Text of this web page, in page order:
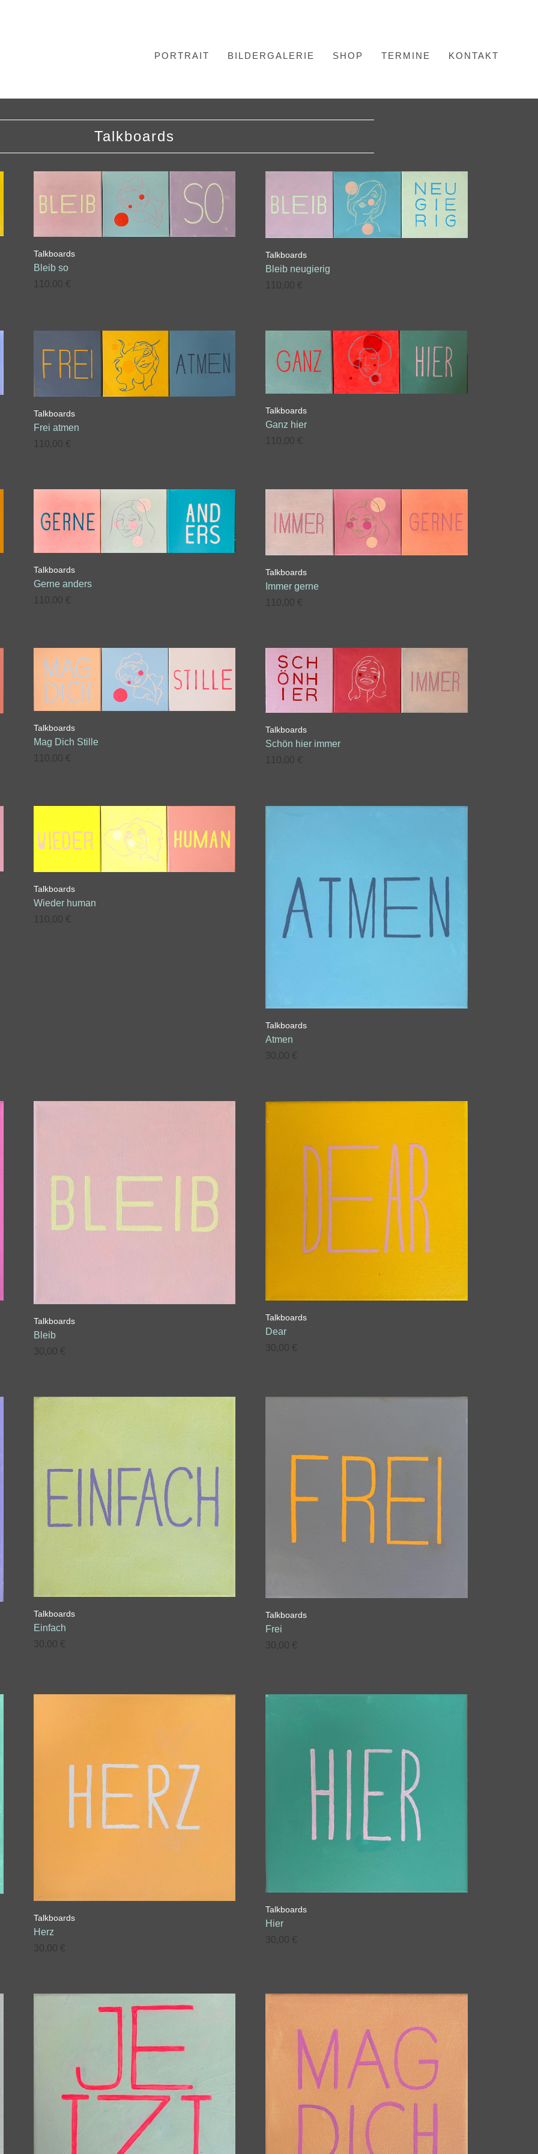
PORTRAIT BILDERGALERIE SHOP TERMINE KONTAKT
Talkboards
Talkboards
Bleib so
110,00
€
Talkboards
Bleib neugierig
110,00
€
Talkboards
Frei atmen
110,00
€
Talkboards
Ganz hier
110,00
€
Talkboards
Gerne anders
110,00
€
Talkboards
Immer gerne
110,00
€
Talkboards
Mag Dich Stille
110,00
€
Talkboards
Schön hier immer
110,00
€
Talkboards
Wieder human
110,00
€
Talkboards
Atmen
30,00
€
Talkboards
Bleib
30,00
€
Talkboards
Dear
30,00
€
Talkboards
Einfach
30,00
€
Talkboards
Frei
30,00
€
Talkboards
Herz
30,00
€
Talkboards
Hier
30,00
€